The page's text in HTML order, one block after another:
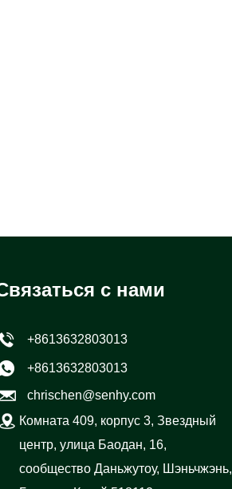
с нами
+8613632803013
+8613632803013
chrischen@senhy.com
Комната 409, корпус 3, Звездный
центр, улица Баодан, 16,
сообщество Даньжутоу, Шэньчжэнь,